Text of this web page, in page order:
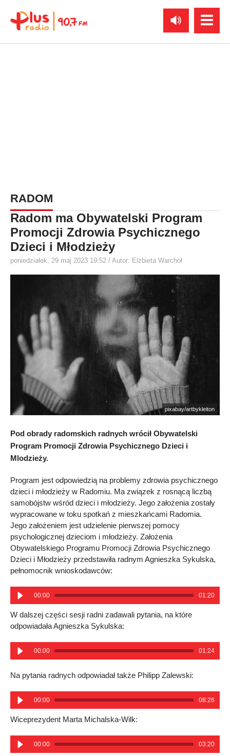
RADOM
Radom ma Obywatelski Program
Promocji Zdrowia Psychicznego
Dzieci i Młodzieży
poniedziałek, 29 maj 2023 19:52 / Autor: Elżbieta Warchoł
pixabay/artbykleiton
Pod obrady radomskich radnych wrócił Obywatelski
Program Promocji Zdrowia Psychicznego Dzieci i
Mlodzieży.
Program jest odpowiedzią na problemy zdrowia psychicznego
dzieci i młodzieży w Radomiu. Ma związek z rosnącą liczbą
samobójstw wśród dzieci i młodzieży. Jego założenia zostały
wypracowane w toku spotkań z mieszkańcami Radomia.
Jego założeniem jest udzielenie pierwszej pomocy
psychologicznej dzieciom i młodzieży. Założenia
Obywatelskiego Programu Promocji Zdrowia Psychicznego
Dzieci i Młodzieży przedstawiła radnym Agnieszka Sykulska,
pełnomocnik wnioskodawców:
00:00 01:20
W dalszej części sesji radni zadawali pytania, na które
odpowiadała Agnieszka Sykulska:
00:00 01:24
Na pytania radnych odpowiadał także Philipp Zalewski:
00:00 08:26
Wiceprezydent Marta Michalska-Wilk:
00:00 03:20